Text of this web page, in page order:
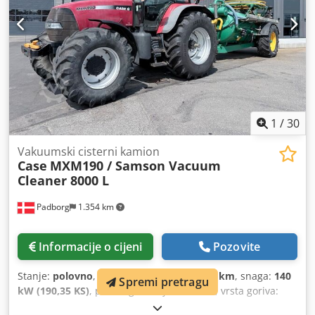
1 /30
Padborg 1.354 km
Vakuumski cisterni kamion
Case MXM190 / Samson Vacuum
Cleaner 8000 L
Informacije o cijeni Pozovite
Stanje: polovno, prijeđeni kilometri: 6.348 km, snaga: 140
kW (190,35 KS), prva registracija: 08/2004 , vrsta goriva:
2004,
Spremi pretragu